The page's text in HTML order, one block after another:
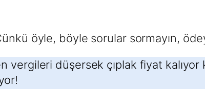
öyle, böyle sorular sormayın,
düşersek çıplak fiyat kalıyor